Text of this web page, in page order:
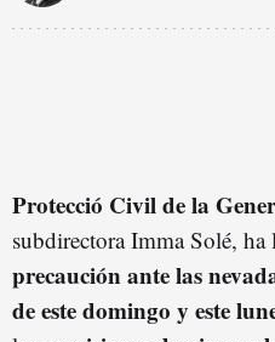
Protecció Civil de la
subdirectora Imma Solé,
precaución ante las
de este domingo y este